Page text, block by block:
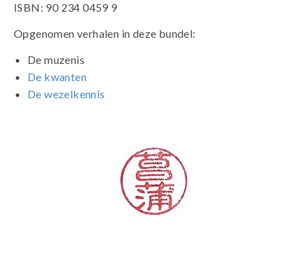
ISBN: 90 234 0459 9
Opgenomen verhalen in deze bundel:
De muzenis
De kwanten
De wezelkennis